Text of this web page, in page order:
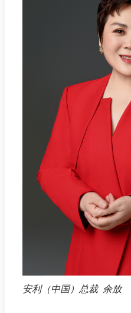
安利（中国）总裁 余放